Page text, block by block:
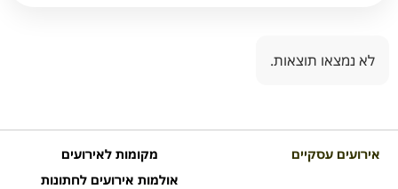
לא נמצאו תוצאות.
אירועים עסקיים
מקומות לאירועים
אולמות אירועים לחתונות